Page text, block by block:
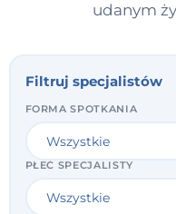
udanym
Filtruj specjalistów
FORMA SPOTKANIA
PŁEĆ SPECJALISTY